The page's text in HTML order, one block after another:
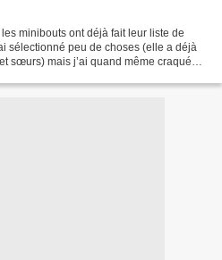
minibouts ont déjà fait leur liste de
sélectionné peu de choses (elle a déjà
sœurs) mais j’ai quand même craqué